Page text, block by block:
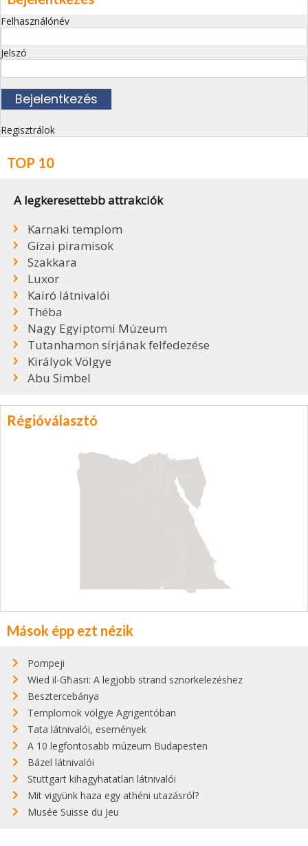
Felhasználónév
Jelszó
Regisztrálok
TOP 10
A legkeresettebb attrakciók
Karnaki templom
Gízai piramisok
Szakkara
Luxor
Kairó látnivalói
Théba
Nagy Egyiptomi Múzeum
Tutanhamon sírjának felfedezése
Királyok Völgye
Abu Simbel
Régióválasztó
Mások épp ezt nézik
Pompeji
Wied il-Għasri: A legjobb strand sznorkelezéshez
Besztercebánya
Templomok völgye Agrigentóban
Tata látnivalói, események
A 10 legfontosabb múzeum Budapesten
Bázel látnivalói
Stuttgart kihagyhatatlan látnivalói
Mit vigyünk haza egy athéni utazásról?
Musée Suisse du Jeu‎